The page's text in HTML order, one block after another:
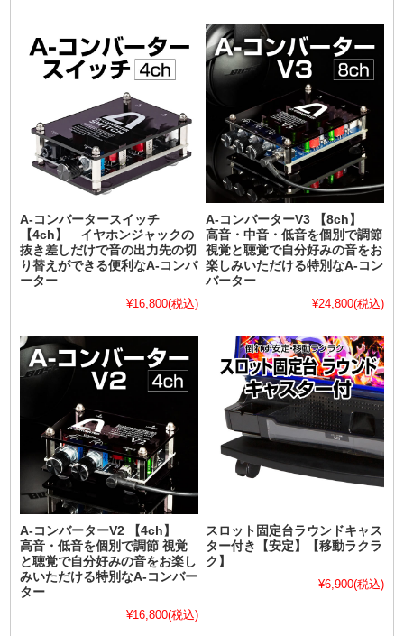
A-コンバータースイッチ
【4ch】 イヤホンジャックの
抜き差しだけで音の出力先の切
り替えができる便利なA-コンバ
ーター
¥16,800(税込)
A-コンバーターV3 【8ch】
高音・中音・低音を個別で調節
視覚と聴覚で自分好みの音をお
楽しみいただける特別なA-コン
バーター
¥24,800(税込)
A-コンバーターV2 【4ch】
高音・低音を個別で調節 視覚
と聴覚で自分好みの音をお楽し
みいただける特別なA-コンバー
ター
¥16,800(税込)
スロット固定台ラウンドキャス
ター付き【安定】【移動ラクラ
ク】
¥6,900(税込)